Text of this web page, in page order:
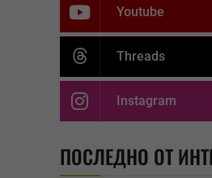
Youtube
Threads
Instagram
ПОСЛЕДНО ОТ